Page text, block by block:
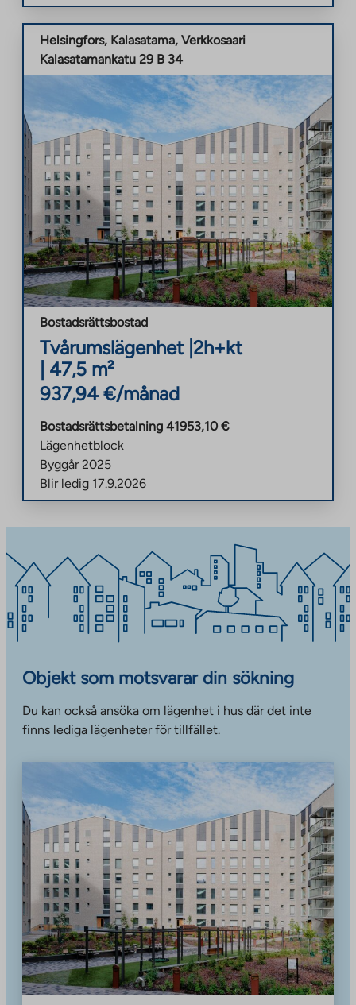
Helsingfors, Kalasatama, Verkkosaari
Kalasatamankatu 29 B 34
Bostadsrättsbostad
Tvårumslägenhet| 2h+kt
47,5 m²
937,94 €/månad
Bostadsrättsbetalning 41953,10 €
Lägenhetblock
Byggår 2025
Blir ledig 17.9.2026
Objekt som motsvarar din sökning
Du kan också ansöka om lägenhet i hus där det inte
finns lediga lägenheter för tillfället.